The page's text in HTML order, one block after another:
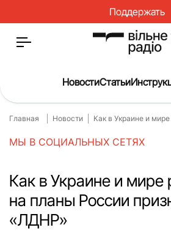
Поддержать
Главная
О нас
Спорт
Досье
НовостиСтатьи
Главная Новости Как в Украине и мире
МЫ В СОЦИАЛЬНЫХ СЕТЯХ
Как в Украине и мире
на планы России
«ЛДНР»